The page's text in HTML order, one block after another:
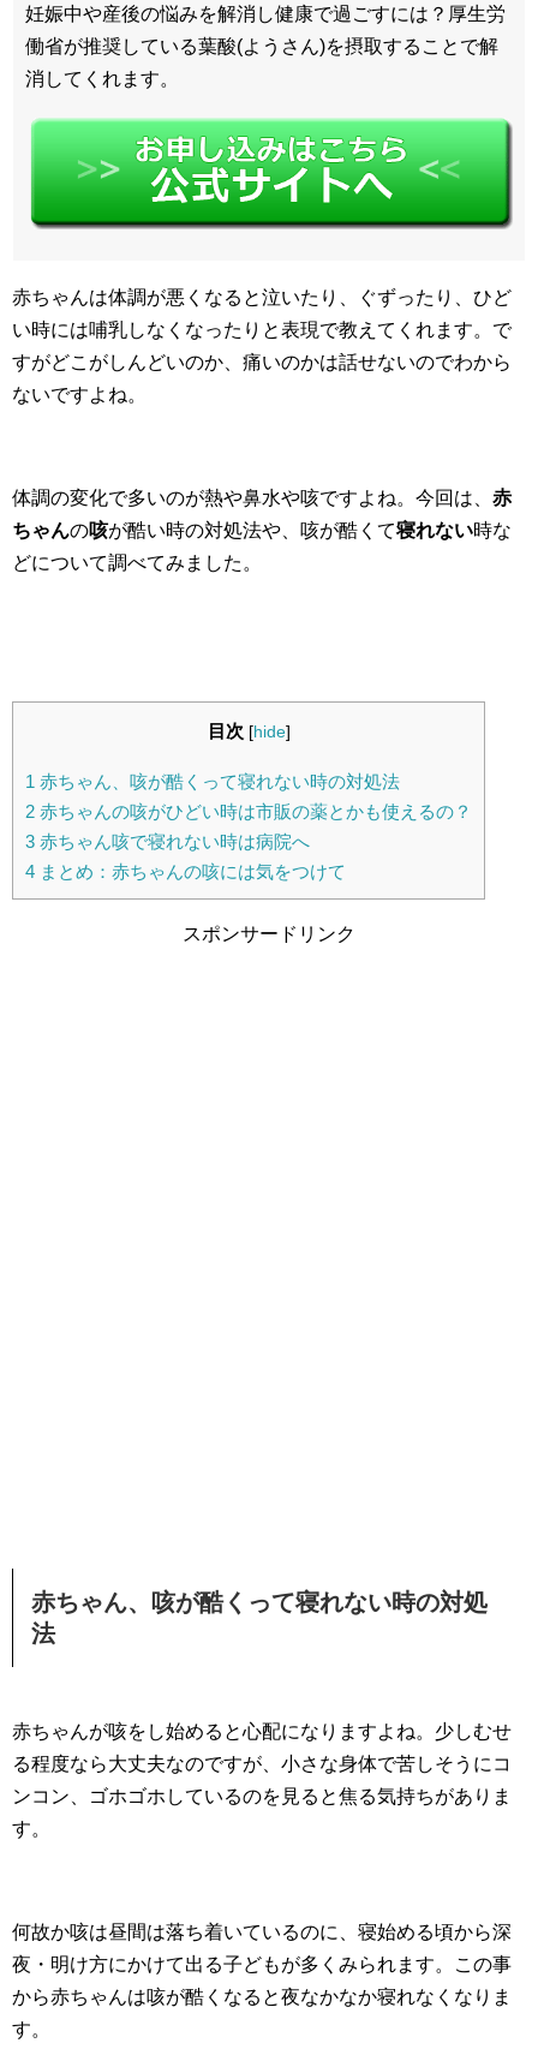
妊娠中や産後の悩みを解消し健康で過ごすには？厚生労
働省が推奨している葉酸(ようさん)を摂取することで解
消してくれます。
赤ちゃんは体調が悪くなると泣いたり、ぐずったり、ひど
い時には哺乳しなくなったりと表現で教えてくれます。で
すがどこがしんどいのか、痛いのかは話せないのでわから
ないですよね。
体調の変化で多いのが熱や鼻水や咳ですよね。今回は、 赤
ちゃんの咳が酷い時の対処法や、咳が酷くて寝れない時な
どについて調べてみました。
目次 [hide]
1 赤ちゃん、咳が酷くって寝れない時の対処法
2 赤ちゃんの咳がひどい時は市販の薬とかも使えるの？
3 赤ちゃん咳で寝れない時は病院へ
4 まとめ：赤ちゃんの咳には気をつけて
スポンサードリンク
赤ちゃん、咳が酷くって寝れない時の対処
法
赤ちゃんが咳をし始めると心配になりますよね。少しむせ
る程度なら大丈夫なのですが、小さな身体で苦しそうにコ
ンコン、ゴホゴホしているのを見ると焦る気持ちがありま
す。
何故か咳は昼間は落ち着いているのに、寝始める頃から深
夜・明け方にかけて出る子どもが多くみられます。この事
から赤ちゃんは咳が酷くなると夜なかなか寝れなくなりま
す。